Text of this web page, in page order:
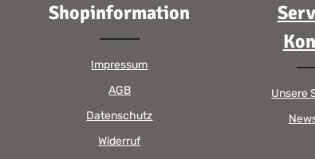
Shopinformation
Impressum
AGB
Datenschutz
Widerruf
Unsere